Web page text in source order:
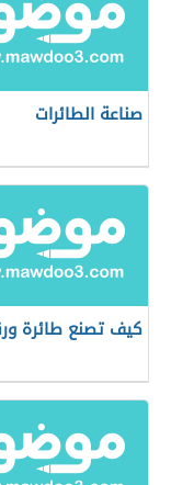
صناعة الطائرات
كيف تصنع طائرة